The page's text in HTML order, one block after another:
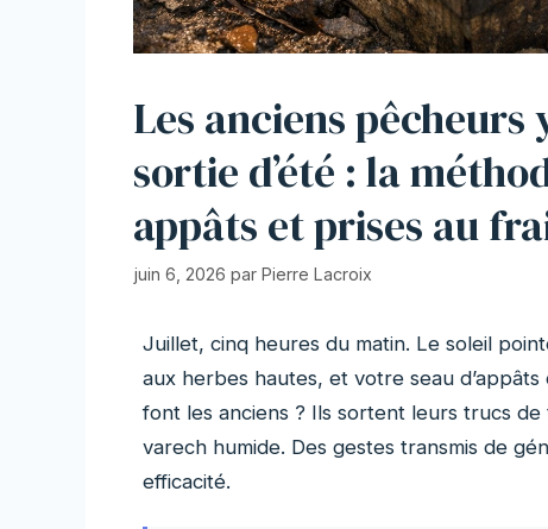
Les anciens
sortie d’été : la
appâts et prises au
juin 6, 2026 par Pierre Lacroix
Juillet, cinq heures du matin. Le soleil
aux herbes hautes, et votre seau
font les anciens ? Ils sortent leurs trucs
varech humide. Des gestes transmis de
efficacité.